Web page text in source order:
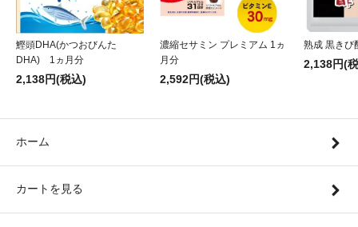
鰹頭DHA(かつおびんた
DHA) 1ヵ月分
2,138円(税込)
濃縮セサミン プレミアム 1ヵ
月分
2,592円(税込)
熟成 黒きび
2,138円(
ホーム
カートを見る